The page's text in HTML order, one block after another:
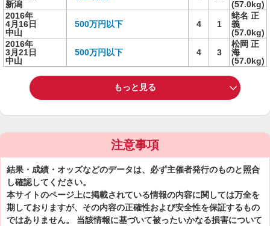
新潟
(57.0kg)
2016年
4月16日
中山
500万円以下 4 1
蛯名 正
義
(57.0kg)
2016年
3月21日
中山
500万円以下 4 3
松岡 正
海
(57.0kg)
もっと見る
注意事項
結果・成績・オッズなどのデータは、必ず主催者発行のものと照合
し確認してください。
本サイトのページ上に掲載されている情報の内容に関しては万全を
期しておりますが、その内容の正確性および安全性を保証するもの
ではありません。 当該情報に基づいて被ったいかなる損害について